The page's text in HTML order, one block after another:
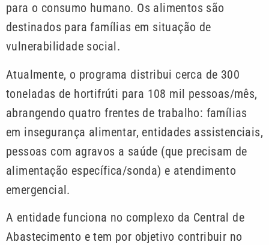
para o consumo humano. Os alimentos são
destinados para famílias em situação de
vulnerabilidade social.
Atualmente, o programa distribui cerca de 300
toneladas de hortifrúti para 108 mil pessoas/mês,
abrangendo quatro frentes de trabalho: famílias
em insegurança alimentar, entidades assistenciais,
pessoas com agravos a saúde (que precisam de
alimentação específica/sonda) e atendimento
emergencial.
A entidade funciona no complexo da Central de
Abastecimento e tem por objetivo contribuir no